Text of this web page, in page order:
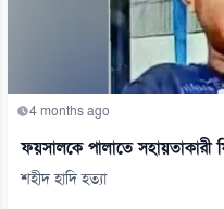
4 months ago
ফয়সালকে পালাতে সহায়তাকারী
শহীদ হাদি হত্যা